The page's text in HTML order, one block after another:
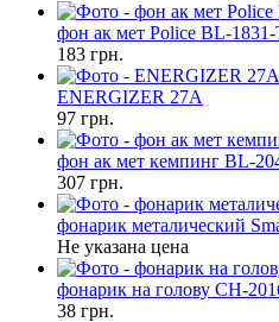
фон ак мет Police BL-
183 грн.
ENERGIZER 27A
97 грн.
фон ак мет кемпинг BL-
307 грн.
фонарик металический
Не указана цена
фонарик на голову CH-
38 грн.